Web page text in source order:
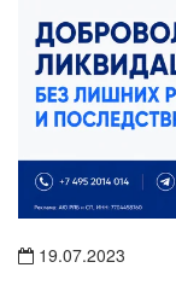
19.07.2023